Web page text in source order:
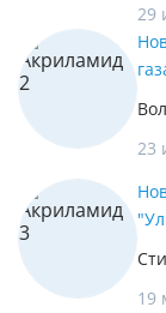
29
23
19